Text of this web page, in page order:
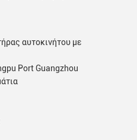
αυτοκινήτου με
Port Guangzhou